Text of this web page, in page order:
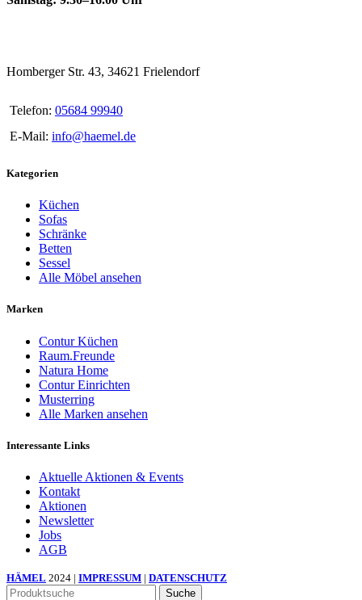
Homberger Str. 43, 34621 Frielendorf
Telefon: 05684 99940
E-Mail: info@haemel.de
Kategorien
Küchen
Sofas
Schränke
Betten
Sessel
Alle Möbel ansehen
Marken
Contur Küchen
Raum.Freunde
Natura Home
Contur Einrichten
Musterring
Alle Marken ansehen
Interessante Links
Aktuelle Aktionen & Events
Kontakt
Aktionen
Newsletter
Jobs
AGB
HÄMEL 2024 | IMPRESSUM | DATENSCHUTZ
Suche